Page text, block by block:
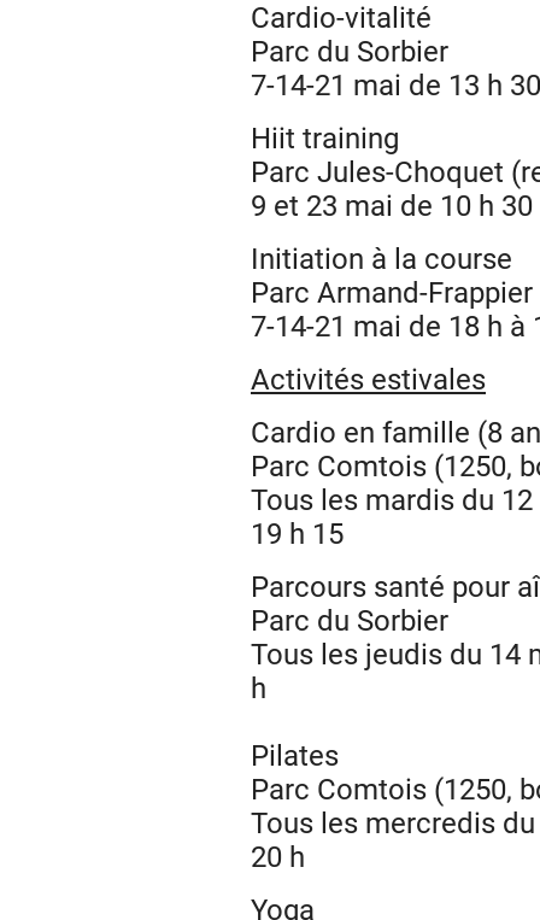
Cardio-vitalité
Parc du Sorbier
7-14-21 mai de 13 h
Hiit training
Parc Jules-Choquet
9 et 23 mai de 10 h 30
Initiation à la course
Parc Armand-
7-14-21 mai de 18 h à
Activités estivales
Cardio en famille (8
Parc Comtois (1250,
Tous les mardis du
19 h 15
Parcours santé pour
Parc du Sorbier
Tous les jeudis du 14
h
Pilates
Parc Comtois (1250,
Tous les mercredis
20 h
Yoga